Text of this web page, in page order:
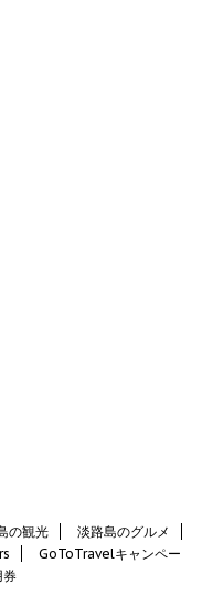
の観光
淡路島のグルメ
GoToTravelキャンペー
券